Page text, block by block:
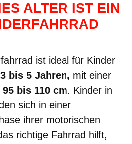
ALTER IST EIN
ist ideal für Kinder
bis 5 Jahren, mit einer
bis 110 cm. Kinder in
sich in einer
ihrer motorischen
richtige Fahrrad hilft,